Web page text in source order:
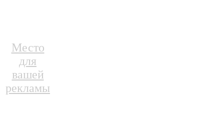
Место
для
вашей
рекламы